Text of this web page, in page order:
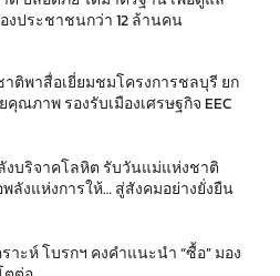
ประชาชนกว่า 12 ล้านคน
าติพาสื่อเยี่ยมชมโครงการชลบุรี ยก
ณภาพ รองรับเมืองเศรษฐกิจ EEC
งบริจาคโลหิต รับวันแม่แห่งชาติ
ลังแห่งการให้… สู่สังคมอย่างยั่งยืน
าะห์ โบรกฯ คงคำแนะนำ “ซื้อ” มอง